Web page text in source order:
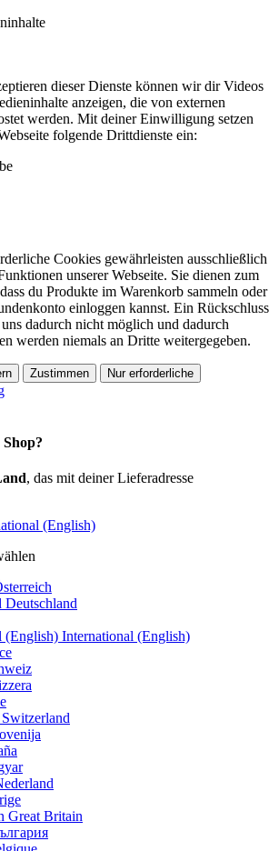
dieser Dienste können wir dir Videos
anzeigen, die von externen
werden. Mit deiner Einwilligung setzen
folgende Drittdienste ein:
Cookies gewährleisten ausschließlich
unserer Webseite. Sie dienen zum
du Produkte im Warenkorb sammeln oder
einloggen kannst. Ein Rückschluss
dadurch nicht möglich und dadurch
werden niemals an Dritte weitergegeben.
Zustimmen Nur erforderliche
, das mit deiner Lieferadresse
(English)
Deutschland
International (English)
Switzerland
Great Britain